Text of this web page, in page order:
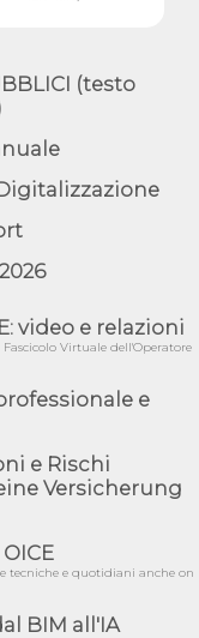
la
al quinto lotto
dell'1% a giugno,
all’AI Act in
per recepimento
approvata oggi la
responsabilità
al Bando tipo
Confindustria
(testo
video e relazioni
Virtuale dell'Operatore
e
e Rischi
Versicherung
tecniche e quotidiani anche on
BIM all'IA